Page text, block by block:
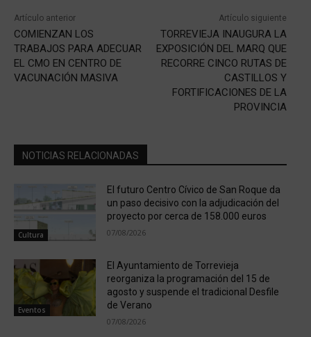
Artículo anterior
COMIENZAN LOS
TRABAJOS PARA ADECUAR
EL CMO EN CENTRO DE
VACUNACIÓN MASIVA
Artículo siguiente
TORREVIEJA INAUGURA LA
EXPOSICIÓN DEL MARQ QUE
RECORRE CINCO RUTAS DE
CASTILLOS Y
FORTIFICACIONES DE LA
PROVINCIA
NOTICIAS RELACIONADAS
Cultura
El futuro Centro Cívico de San Roque da
un paso decisivo con la adjudicación del
proyecto por cerca de 158.000 euros
07/08/2026
Eventos
El Ayuntamiento de Torrevieja
reorganiza la programación del 15 de
agosto y suspende el tradicional Desfile
de Verano
07/08/2026